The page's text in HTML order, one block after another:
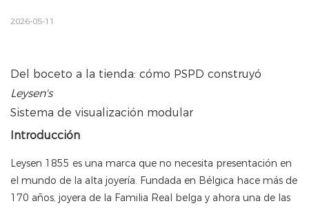
2026-05-11
Del boceto a la tienda: cómo PSPD construyó
Leysen's
Sistema de visualización modular
Introducción
Leysen 1855 es una marca que no necesita presentación en
el mundo de la alta joyería. Fundada en Bélgica hace más de
170 años, joyera de la Familia Real belga y ahora una de las